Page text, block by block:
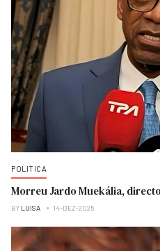
POLITICA
Morreu Jardo Muekália,
BY LUISA 14-DEZ-2025